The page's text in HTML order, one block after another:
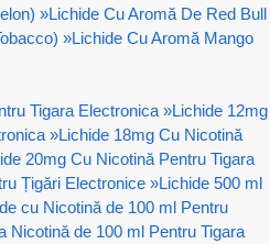
»Lichide Cu Aromă De Red Bull
»Lichide Cu Aromă Mango
Tigara Electronica »Lichide 12mg
»Lichide 18mg Cu Nicotină
20mg Cu Nicotină Pentru Tigara
Țigări Electronice »Lichide 500 ml
cu Nicotină de 100 ml Pentru
Nicotină de 100 ml Pentru Tigara